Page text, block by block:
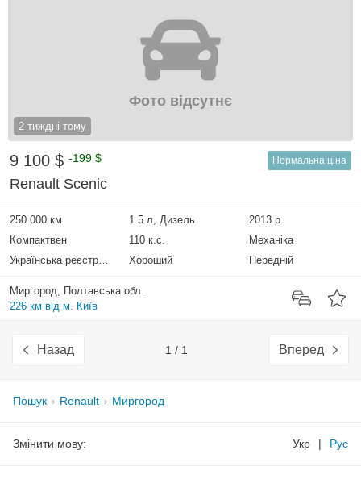
2 тиждні тому
Фото відсутнє
9 100 $ -199 $ Нормальна ціна
Renault Scenic
250 000 км 1.5 л, Дизель
2013 р.
Компактвен
110 к.с.
Механіка
Українська реєстрація
Хороший Передній
Миргород, Полтавська обл.
226 км від м. Київ
Назад 1 / 1 Вперед
Пошук Renault Миргород
Змінити мову: Укр | Рус